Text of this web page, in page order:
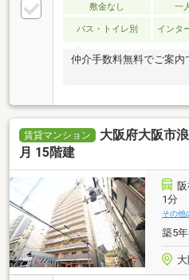
敷金なし 一
バス・トイレ別 インタ
仲介手数料無料でご案内
賃貸マンション
大阪府大阪市
月 15階建
1分
その他
築5